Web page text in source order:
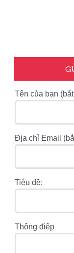
Tên của bạn
Địa chỉ Email
Tiêu đề:
Thông điệp